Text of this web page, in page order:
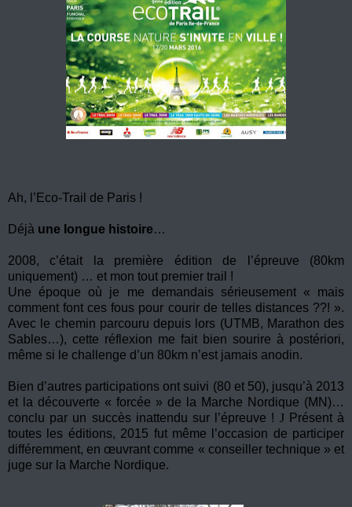
Ah, l’Eco-Trail de Paris !
Déjà une longue histoire…
2008, c’était la première édition de l’épreuve (80km
uniquement) … et mon tout premier trail !
Une époque où je me demandais sérieusement « mais
comment font ces fous pour courir de telles distances ??! ».
Avec le chemin parcouru depuis lors (UTMB, Marathon des
Sables…), cette réflexion me fait bien sourire à postériori,
même si le challenge d’un 80km n’est jamais anodin.
Bien d’autres participations ont suivi (80 et 50), jusqu’à 2013
et la découverte « forcée » de la Marche Nordique (MN)…
conclu par un succès inattendu sur l’épreuve ! JPrésent à
toutes les éditions, 2015 fut même l’occasion de participer
différemment, en œuvrant comme « conseiller technique » et
juge sur la Marche Nordique.